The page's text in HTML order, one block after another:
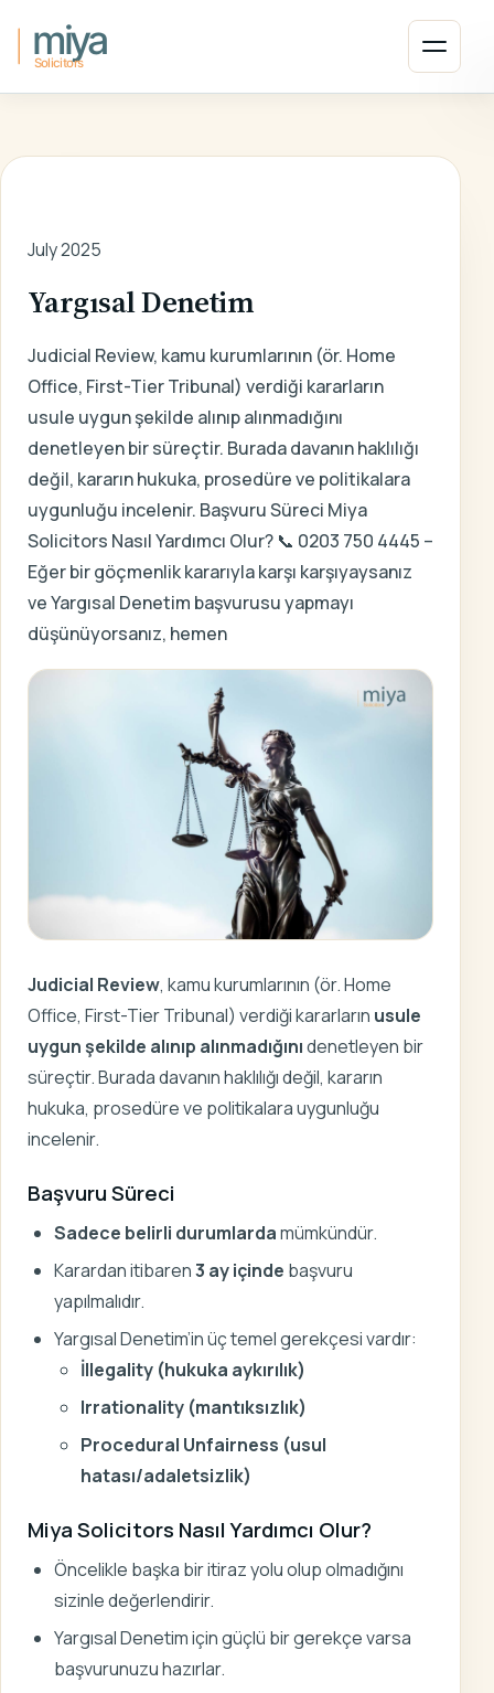
July 2025
Yargısal Denetim
Judicial Review, kamu kurumlarının (ör. Home
Office, First-Tier Tribunal) verdiği kararların
usule uygun şekilde alınıp alınmadığını
denetleyen bir süreçtir. Burada davanın haklılığı
değil, kararın hukuka, prosedüre ve politikalara
uygunluğu incelenir. Başvuru Süreci Miya
Solicitors Nasıl Yardımcı Olur? 📞 0203 750 4445 –
Eğer bir göçmenlik kararıyla karşı karşıyaysanız
ve Yargısal Denetim başvurusu yapmayı
düşünüyorsanız, hemen
Judicial Review, kamu kurumlarının (ör. Home
Office, First-Tier Tribunal) verdiği kararların usule
uygun şekilde alınıp alınmadığınıdenetleyen bir
süreçtir. Burada davanın haklılığı değil, kararın
hukuka, prosedüre ve politikalara uygunluğu
incelenir.
Başvuru Süreci
Sadece belirli durumlardamümkündür.
Karardan itibaren3 ay içinde başvuru
yapılmalıdır.
Yargısal Denetim’in üç temel gerekçesi vardır:
İllegality (hukuka aykırılık)
Irrationality (mantıksızlık)
Procedural Unfairness (usul
hatası/adaletsizlik)
Miya Solicitors Nasıl Yardımcı Olur?
Öncelikle başka bir itiraz yolu olup olmadığını
sizinle değerlendirir.
Yargısal Denetim için güçlü bir gerekçe varsa
başvurunuzu hazırlar.